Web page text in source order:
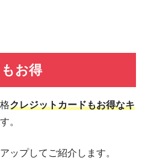
お得
クレジットカードもお得なキ
。
ップしてご紹介します。